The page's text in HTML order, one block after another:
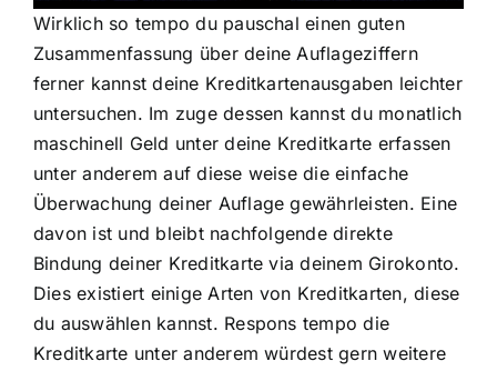
Wirklich so tempo du pauschal einen guten
Zusammenfassung über deine Auflageziffern
ferner kannst deine Kreditkartenausgaben leichter
untersuchen. Im zuge dessen kannst du monatlich
maschinell Geld unter deine Kreditkarte erfassen
unter anderem auf diese weise die einfache
Überwachung deiner Auflage gewährleisten. Eine
davon ist und bleibt nachfolgende direkte
Bindung deiner Kreditkarte via deinem Girokonto.
Dies existiert einige Arten von Kreditkarten, diese
du auswählen kannst. Respons tempo die
Kreditkarte unter anderem würdest gern weitere